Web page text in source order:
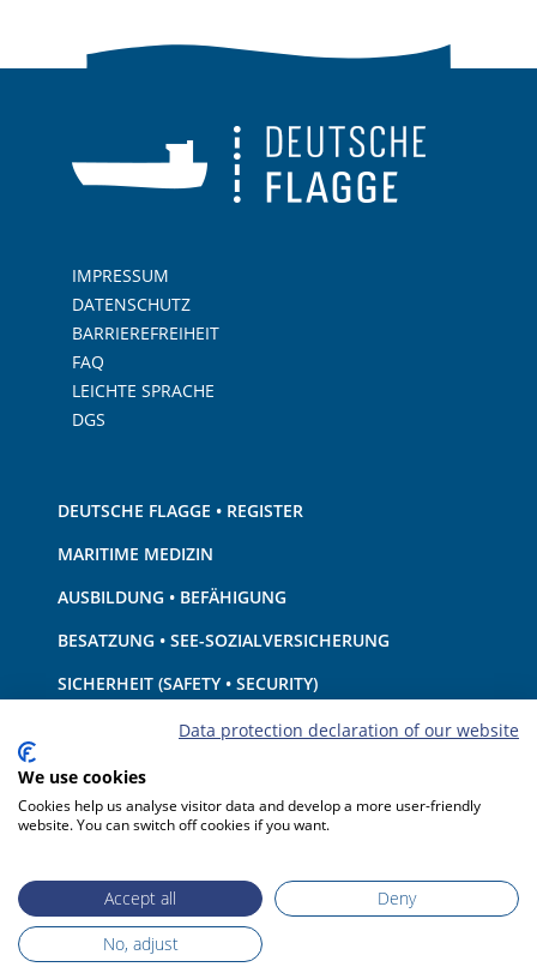
IMPRESSUM
DATENSCHUTZ
BARRIEREFREIHEIT
FAQ
LEICHTE SPRACHE
DGS
DEUTSCHE FLAGGE • REGISTER
MARITIME MEDIZIN
AUSBILDUNG • BEFÄHIGUNG
BESATZUNG • SEE-SOZIALVERSICHERUNG
SICHERHEIT (SAFETY • SECURITY)
SCHIFF • AUSRÜSTUNG
UMWELTSCHUTZ • KLIMA
HAFTUNG • FINANZEN
Data protection declaration of our website
We use cookies
Cookies help us analyse visitor data and develop a more user-friendly
website. You can switch off cookies if you want.
Accept all
Deny
No, adjust